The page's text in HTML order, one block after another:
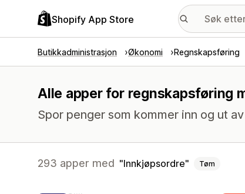
Shopify App Store
Butikkadministrasjon Økonomi Regnskapsføring
Alle apper for regnskapsføring
Spor penger som kommer inn og ut
293 apper med Innkjøpsordre Tøm